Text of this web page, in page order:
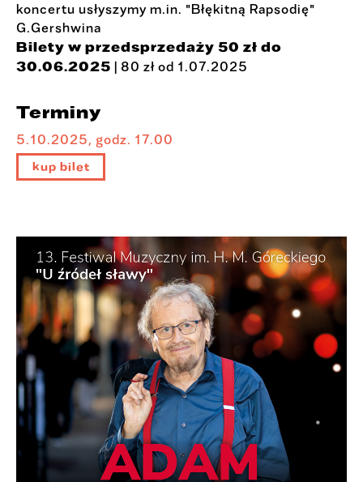
koncertu usłyszymy m.in. "Błękitną Rapsodię"
G.Gershwina
Bilety w przedsprzedaży 50 zł do
30.06.2025 | 80 zł od 1.07.2025
Terminy
5.10.2025, godz. 17.00
kup bilet
ybnickiej.pl/
event/view/i
d/527105